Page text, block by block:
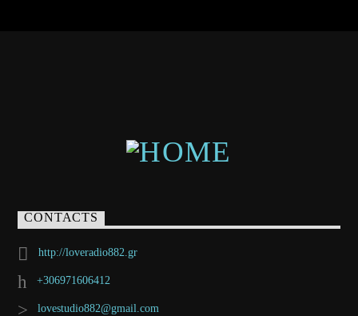
CONTACTS
http://loveradio882.gr
+306971606412
lovestudio882@gmail.com